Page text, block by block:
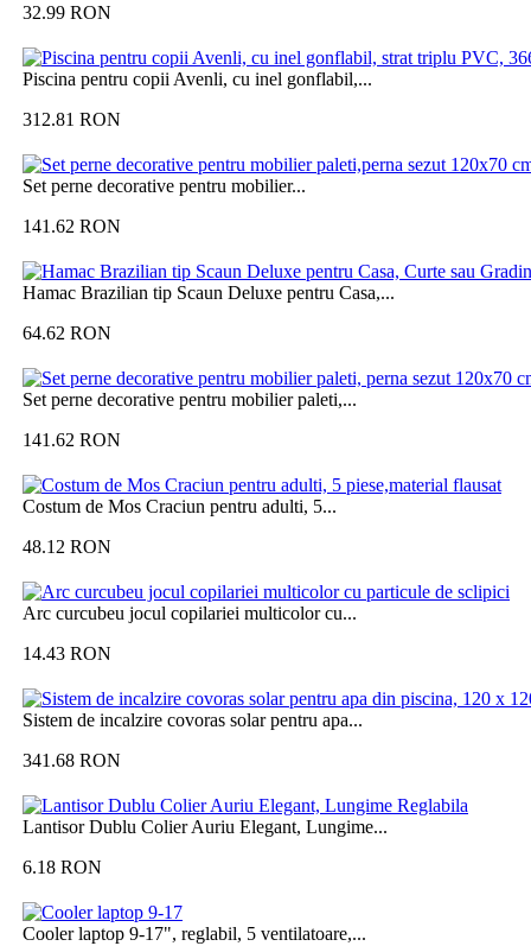
32.99 RON
Piscina pentru copii Avenli, cu inel gonflabil,...
312.81 RON
Set perne decorative pentru mobilier...
141.62 RON
Hamac Brazilian tip Scaun Deluxe pentru Casa,...
64.62 RON
Set perne decorative pentru mobilier paleti,...
141.62 RON
Costum de Mos Craciun pentru adulti, 5...
48.12 RON
Arc curcubeu jocul copilariei multicolor cu...
14.43 RON
Sistem de incalzire covoras solar pentru apa...
341.68 RON
Lantisor Dublu Colier Auriu Elegant, Lungime...
6.18 RON
Cooler laptop 9-17", reglabil, 5 ventilatoare,...